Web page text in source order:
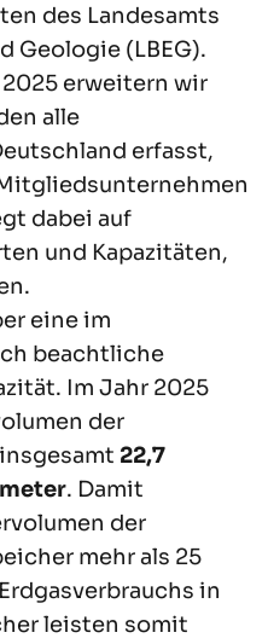
des Landesamts
Geologie (LBEG).
erweitern wir
alle
erfasst,
dabei auf
und Kapazitäten,
eine im
beachtliche
Im Jahr 2025
der
22,7
. Damit
der
mehr als 25
in
leisten somit